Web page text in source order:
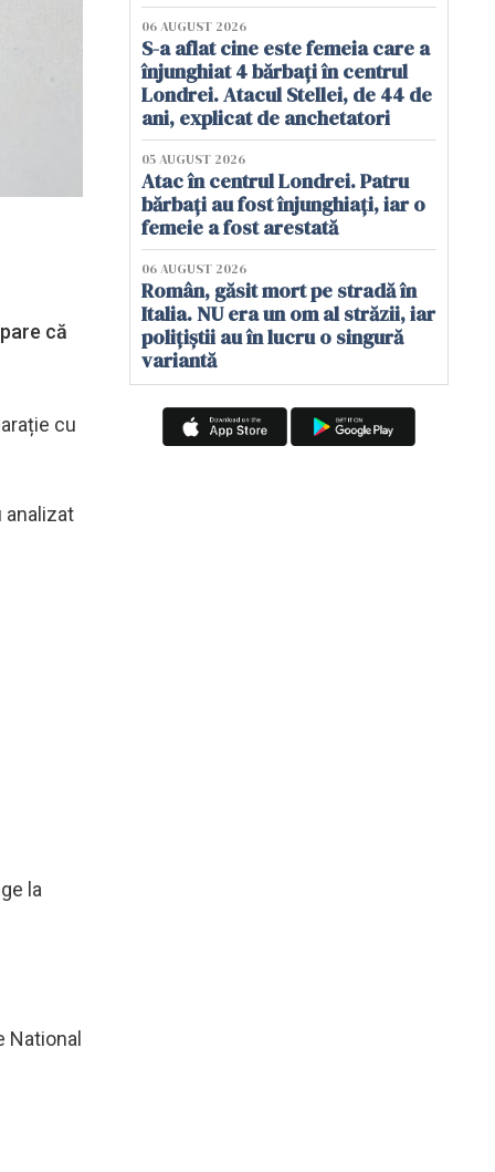
că
cu
analizat
la
National
06 AUGUST 2026
S-a aflat cine este femeia care a
înjunghiat 4 bărbați în centrul
Londrei. Atacul Stellei, de 44 de
ani, explicat de anchetatori
05 AUGUST 2026
Atac în centrul Londrei. Patru
bărbați au fost înjunghiați, iar o
femeie a fost arestată
06 AUGUST 2026
Român, găsit mort pe stradă în
Italia. NU era un om al străzii, iar
polițiștii au în lucru o singură
variantă